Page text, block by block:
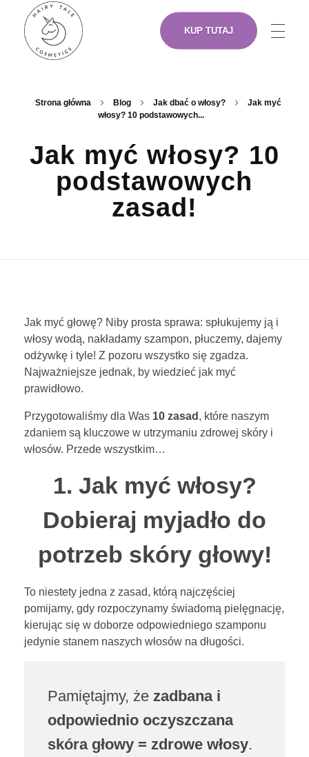
Hairy Tale Cosmetics
KUP TUTAJ
ARTYŚCI
KONTAKT
ENGLISH
TEST POROWATOŚCI
Strona główna Blog Jak dbać o włosy?
Jak myć
włosy? 10 podstawowych...
Jak myć włosy? 10
podstawowych
zasad!
J
a
k
m
y
ć
y
?
Jak myć głowę? Niby prosta sprawa: spłukujemy ją i
włosy wodą, nakładamy szampon, płuczemy, dajemy
odżywkę i tyle! Z pozoru wszystko się zgadza.
Najważniejsze jednak, by wiedzieć jak myć
prawidłowo.
Przygotowaliśmy dla Was 10 zasad , które naszym
zdaniem są kluczowe w utrzymaniu zdrowej skóry i
włosów. Przede wszystkim…
1. Jak myć włosy?
Dobieraj myjadło do
potrzeb skóry głowy!
To niestety jedna z zasad, którą najczęściej
pomijamy, gdy rozpoczynamy świadomą pielęgnację,
kierując się w doborze odpowiedniego szamponu
jedynie stanem naszych włosów na długości.
Pamiętajmy, że zadbana i
odpowiednio oczyszczana
skóra głowy = zdrowe włosy.